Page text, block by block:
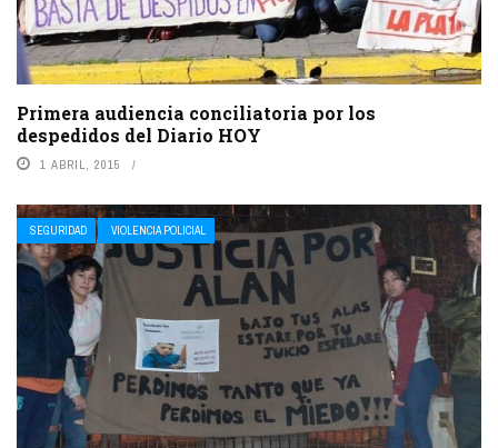
Primera audiencia conciliatoria por los
despedidos del Diario HOY
1 ABRIL, 2015
SEGURIDAD VIOLENCIA POLICIAL